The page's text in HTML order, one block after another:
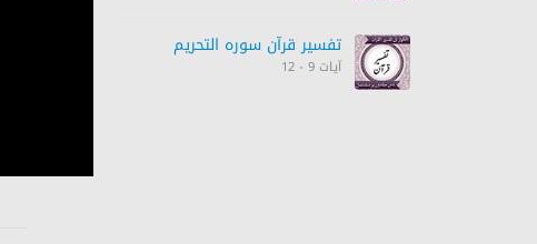
تفسیر قرآن سورہ ‎التحريم
آیات 9 - 12